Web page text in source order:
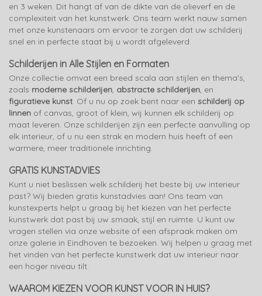
en 3 weken. Dit hangt af van de dikte van de olieverf en de
complexiteit van het kunstwerk. Ons team werkt nauw samen
met onze kunstenaars om ervoor te zorgen dat uw schilderij
snel en in perfecte staat bij u wordt afgeleverd.
Schilderijen in Alle Stijlen en Formaten
Onze collectie omvat een breed scala aan stijlen en thema’s,
zoals moderne schilderijen, abstracte schilderijen, en
figuratieve kunst. Of u nu op zoek bent naar een schilderij op
linnen of canvas, groot of klein, wij kunnen elk schilderij op
maat leveren. Onze schilderijen zijn een perfecte aanvulling op
elk interieur, of u nu een strak en modern huis heeft of een
warmere, meer traditionele inrichting.
GRATIS KUNSTADVIES
Kunt u niet beslissen welk schilderij het beste bij uw interieur
past? Wij bieden gratis kunstadvies aan! Ons team van
kunstexperts helpt u graag bij het kiezen van het perfecte
kunstwerk dat past bij uw smaak, stijl en ruimte. U kunt uw
vragen stellen via onze website of een afspraak maken om
onze galerie in Eindhoven te bezoeken. Wij helpen u graag met
het vinden van het perfecte kunstwerk dat uw interieur naar
een hoger niveau tilt.
WAAROM KIEZEN VOOR KUNST VOOR IN HUIS?